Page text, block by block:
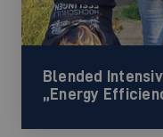
Blended
„Energy